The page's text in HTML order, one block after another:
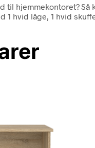
til hjemmekontoret?
hvid låge, 1 hvid